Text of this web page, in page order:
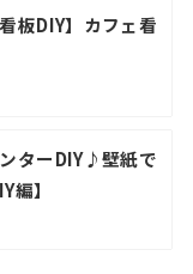
板DIY】カフェ看
ターDIY♪壁紙で
編】